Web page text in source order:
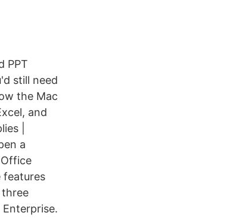
PPT
still need
the Mac
and
|
a
features